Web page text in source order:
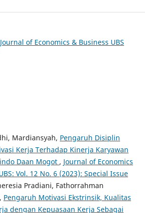
of Economics & Business UBS
Mardiansyah, Pengaruh Disiplin
Kerja Terhadap Kinerja Karyawan
Daan Mogot , Journal of Economics
Vol. 12 No. 6 (2023): Special Issue
Pradiani, Fathorrahman
Pengaruh Motivasi Ekstrinsik, Kualitas
dengan Kepuasaan Kerja Sebagai